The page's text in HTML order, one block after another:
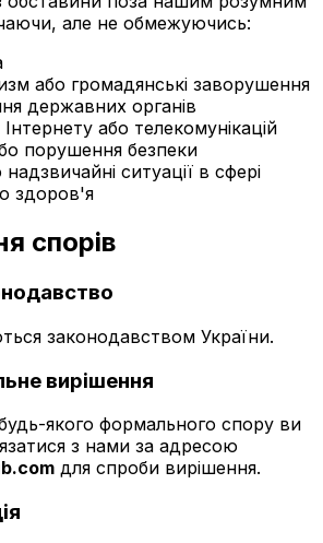
але не обмежуючись:
або громадянські заворушення
державних органів
Інтернету або телекомунікацій
порушення безпеки
ситуації в сфері
здоров'я
спорів
законодавством України.
вирішення
якого формального спору ви
з нами за адресою
для спроби вирішення.